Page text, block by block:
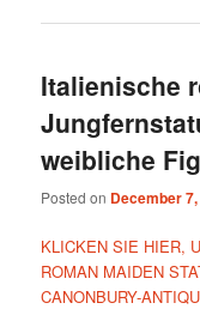
Italienische
weibliche
Posted on December
KLICKEN SIE HIER,
ROMAN MAIDEN
CANONBURY-